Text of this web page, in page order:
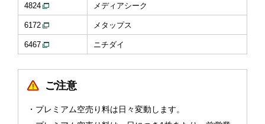
4824 メディアシーク
6172 メタップス
6467 ニチダイ
ご注意
プレミアム空売り料は日々変動します。